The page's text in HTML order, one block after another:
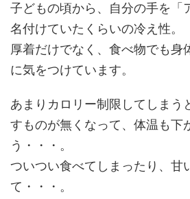
子どもの頃から、自分の手を「
名付けていたくらいの冷え性。
厚着だけでなく、食べ物でも身
に気をつけています。
あまりカロリー制限してしまう
すものが無くなって、体温も下
う・・・。
ついつい食べてしまったり、甘
て・・・。